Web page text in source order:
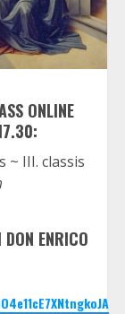
ONLINE
III. classis
ENRICO